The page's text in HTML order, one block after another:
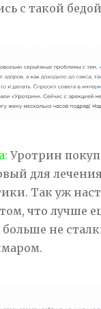
с такой
Уротрин
для
Так уж
что лучше
не